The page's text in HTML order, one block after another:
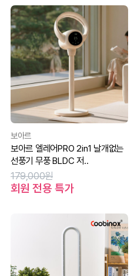
보아르
보아르 엘레어PRO 2in1 날개없는
선풍기 무풍 BLDC 저..
179,000원
회원 전용 특가